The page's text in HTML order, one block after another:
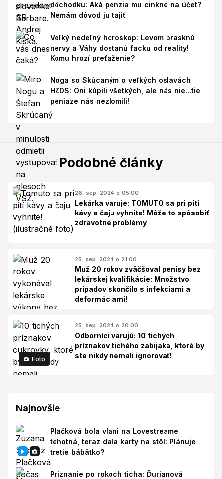
dôchodku: Aká penzia mu cinkne na účet?
Nemám dôvod ju tajiť
Veľký nedeľný horoskop: Levom prasknú
nervy a Váhy dostanú facku od reality!
Komu hrozí preťaženie?
Noga so Skúcaným o veľkých oslavách
HZDS: Oni kúpili všetkých, ale nás nie...tie
peniaze nás nezlomili!
Podobné články
26. sep. 2024 o 05:00
Lekárka varuje: TOMUTO sa pri pití
kávy a čaju vyhnite! Môže to spôsobiť
zdravotné problémy
25. sep. 2024 o 21:00
Muž 20 rokov zväčšoval penisy bez
lekárskej kvalifikácie: Množstvo
prípadov skončilo s infekciami a
deformáciami!
Foto
25. sep. 2024 o 20:00
Odborníci varujú: 10 tichých
príznakov tichého zabijaka, ktoré by
ste nikdy nemali ignorovať!
Najnovšie
Plačková bola vlani na Lovestreame
tehotná, teraz dala karty na stôl: Plánuje
tretie bábätko?
Priznanie po rokoch ticha: Ďurianová